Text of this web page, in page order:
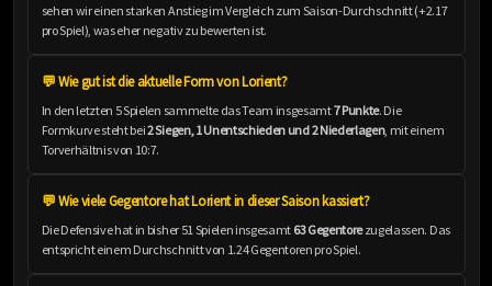
sehen wir einen starken Anstieg im Vergleich zum Saison-Durchschnitt (+2.17
pro Spiel), was eher negativ zu bewerten ist.
💬 Wie gut ist die aktuelle Form von Lorient?
In den letzten 5 Spielen sammelte das Team insgesamt7 Punkte. Die
Formkurve steht bei2 Siegen, 1 Unentschieden und 2 Niederlagen, mit einem
Torverhältnis von 10:7.
💬 Wie viele Gegentore hat Lorient in dieser Saison kassiert?
Die Defensive hat in bisher 51 Spielen insgesamt 63 Gegentorezugelassen. Das
entspricht einem Durchschnitt von 1.24 Gegentoren pro Spiel.